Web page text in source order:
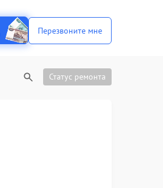
Перезвоните мне
Статус ремонта